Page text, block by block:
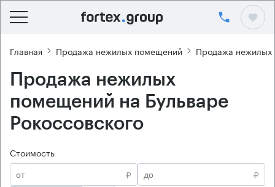
Главная Продажа нежилых помещений Продажа
Продажа нежилых
помещений на Бульваре
Рокоссовского
Стоимость
₽
₽